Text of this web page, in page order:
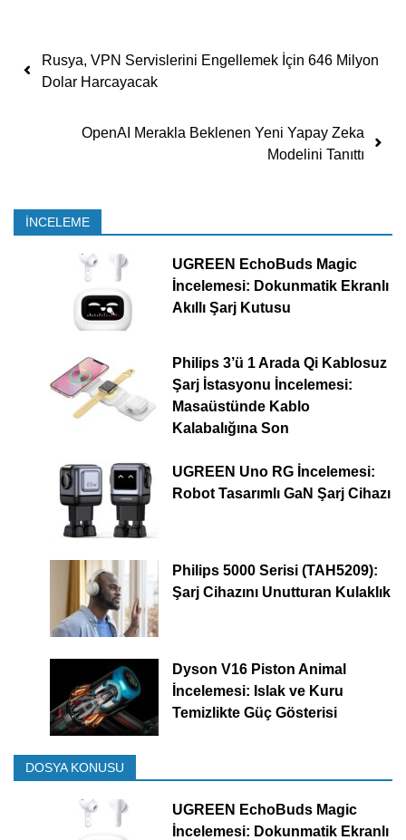
Yazı dolaşımı
Rusya, VPN Servislerini Engellemek İçin 646 Milyon
Dolar Harcayacak
OpenAI Merakla Beklenen Yeni Yapay Zeka
Modelini Tanıttı
İNCELEME
UGREEN EchoBuds Magic
İncelemesi: Dokunmatik Ekranlı
Akıllı Şarj Kutusu
Philips 3’ü 1 Arada Qi Kablosuz
Şarj İstasyonu İncelemesi:
Masaüstünde Kablo
Kalabalığına Son
UGREEN Uno RG İncelemesi:
Robot Tasarımlı GaN Şarj Cihazı
Philips 5000 Serisi (TAH5209):
Şarj Cihazını Unutturan Kulaklık
Dyson V16 Piston Animal
İncelemesi: Islak ve Kuru
Temizlikte Güç Gösterisi
DOSYA KONUSU
UGREEN EchoBuds Magic
İncelemesi: Dokunmatik Ekranlı